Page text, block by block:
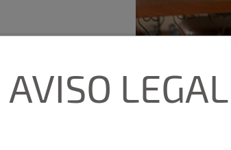
AVISO LEGAL